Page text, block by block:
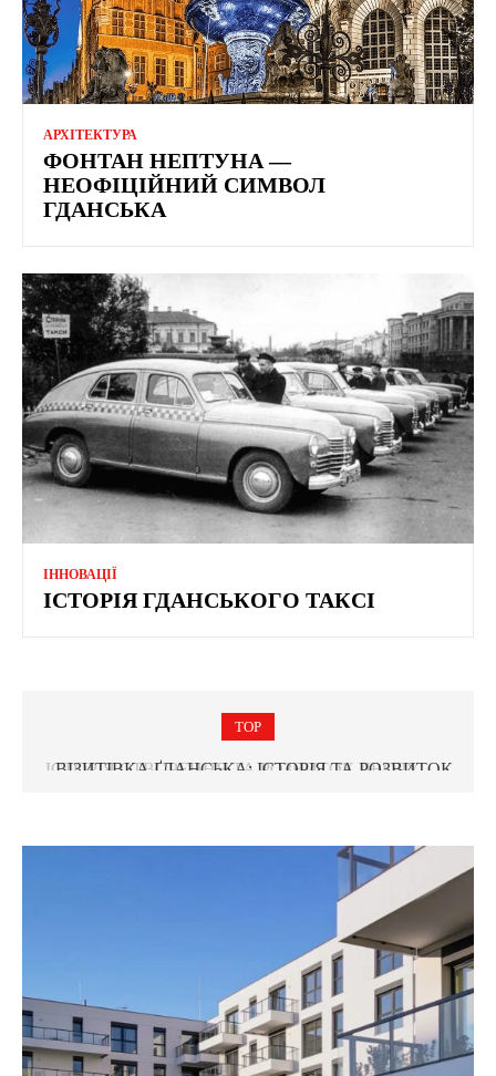
АРХІТЕКТУРА
ФОНТАН НЕПТУНА —
НЕОФІЦІЙНИЙ СИМВОЛ
ГДАНСЬКА
ІННОВАЦІЇ
ІСТОРІЯ ГДАНСЬКОГО ТАКСІ
TOP
ВІЗИТІВКА ҐДАНСЬКА: ІСТОРІЯ ТА РОЗВИТОК